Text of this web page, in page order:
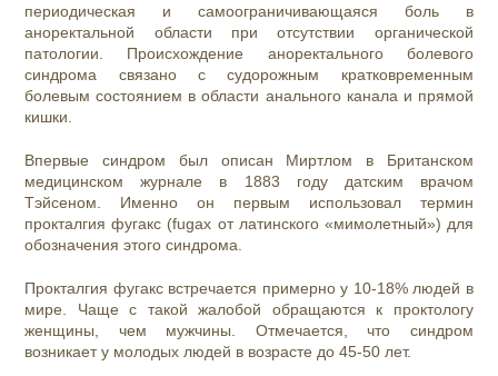
периодическая и самоограничивающаяся боль в
аноректальной области при отсутствии органической
патологии. Происхождение аноректального болевого
синдрома связано с судорожным кратковременным
болевым состоянием в области анального канала и прямой
кишки.
Впервые синдром был описан Миртлом в Британском
медицинском журнале в 1883 году датским врачом
Тэйсеном. Именно он первым использовал термин
прокталгия фугакс (fugax от латинского «мимолетный») для
обозначения этого синдрома.
Прокталгия фугакс встречается примерно у 10-18% людей в
мире. Чаще с такой жалобой обращаются к проктологу
женщины, чем мужчины. Отмечается, что синдром
возникает у молодых людей в возрасте до 45-50 лет.